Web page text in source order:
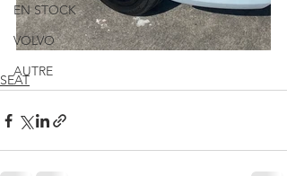
EN STOCK
VOLVO
AUTRE
SEAT